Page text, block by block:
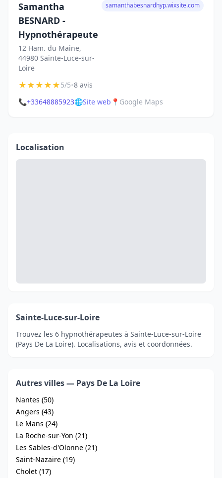
Samantha
BESNARD -
Hypnothérapeute
12 Ham. du Maine,
44980 Sainte-Luce-sur-
Loire
samanthabesnardhyp.wixsite.com
★★★★★5/5•8 avis
📞+33648885923🌐Site web 📍 Google Maps
Localisation
Sainte-Luce-sur-Loire
Trouvez les 6 hypnothérapeutes à Sainte-Luce-sur-Loire
(Pays De La Loire). Localisations, avis et coordonnées.
Autres villes — Pays De La Loire
Nantes (50)
Angers (43)
Le Mans (24)
La Roche-sur-Yon (21)
Les Sables-d'Olonne (21)
Saint-Nazaire (19)
Cholet (17)